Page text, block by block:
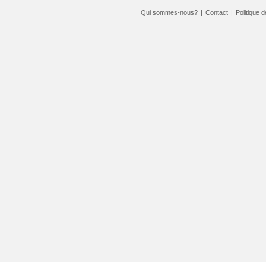
Qui sommes-nous? | Contact | Politique